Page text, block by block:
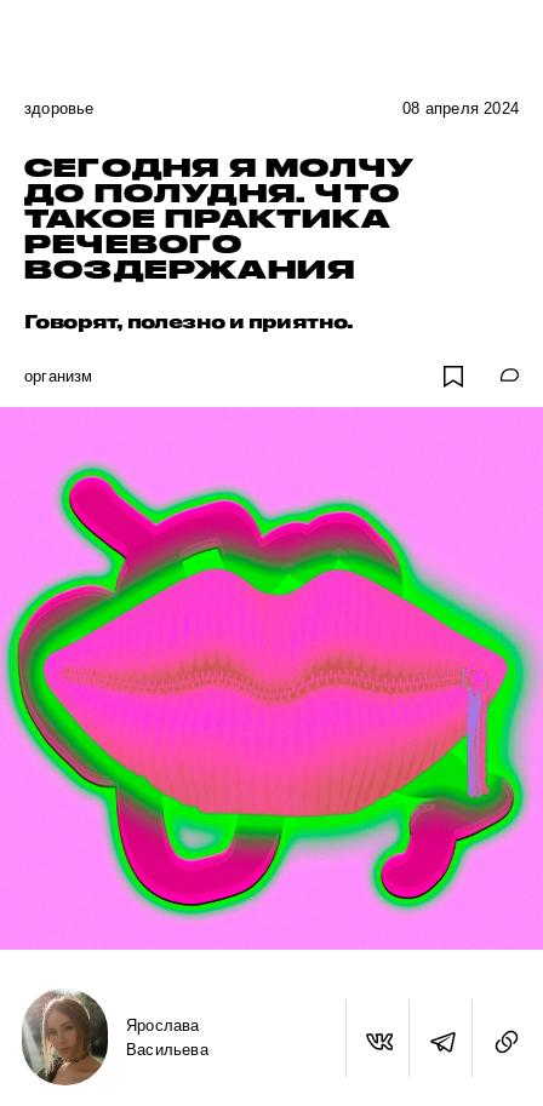
здоровье 08 апреля 2024
СЕГОДНЯ Я МОЛЧУ
ДО ПОЛУДНЯ. ЧТО
ТАКОЕ ПРАКТИКА
РЕЧЕВОГО
ВОЗДЕРЖАНИЯ
Говорят, полезно и приятно.
организм
Ярослава
Васильева